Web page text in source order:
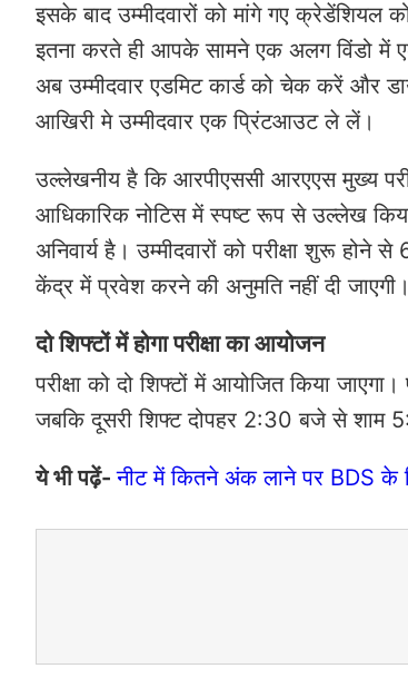
इसके बाद उम्मीदवारों को मांगे गए क्रेडेंशियल
इतना करते ही आपके सामने एक अलग विंडो में
अब उम्मीदवार एडमिट कार्ड को चेक करें और
आखिरी मे उम्मीदवार एक प्रिंटआउट ले लें।
उल्लेखनीय है कि आरपीएससी आरएएस मुख्य
आधिकारिक नोटिस में स्पष्ट रूप से उल्लेख
अनिवार्य है। उम्मीदवारों को परीक्षा शुरू होने
केंद्र में प्रवेश करने की अनुमति नहीं दी जाएगी।
दो शिफ्टों में होगा परीक्षा का आयोजन
परीक्षा को दो शिफ्टों में आयोजित किया
जबकि दूसरी शिफ्ट दोपहर 2:30 बजे से शाम
ये भी पढ़ें-नीट में कितने अंक लाने पर BDS के